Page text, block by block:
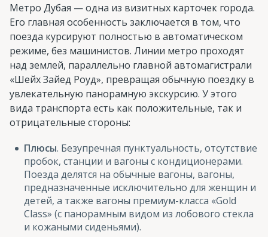
Метро Дубая — одна из визитных карточек города.
Его главная особенность заключается в том, что
поезда курсируют полностью в автоматическом
режиме, без машинистов. Линии метро проходят
над землей, параллельно главной автомагистрали
«Шейх Зайед Роуд», превращая обычную поездку в
увлекательную панорамную экскурсию. У этого
вида транспорта есть как положительные, так и
отрицательные стороны:
Плюсы. Безупречная пунктуальность, отсутствие
пробок, станции и вагоны с кондиционерами.
Поезда делятся на обычные вагоны, вагоны,
предназначенные исключительно для женщин и
детей, а также вагоны премиум-класса «Gold
Class» (с панорамным видом из лобового стекла
и кожаными сиденьями).